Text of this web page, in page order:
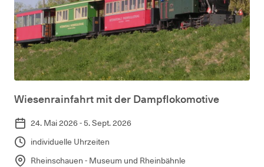
Wiesenrainfahrt mit der Dampflokomotive
24. Mai 2026 - 5. Sept. 2026
individuelle Uhrzeiten
Rheinschauen - Museum und Rheinbähnle